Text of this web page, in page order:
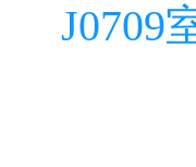
J0709